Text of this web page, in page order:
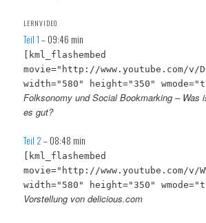
LERNVIDEO
Teil 1 – 09:46 min
[kml_flashembed
movie="http://www.youtube.com/v/
width="580" height="350"
Folksonomy und Social Bookmarking – Was
es gut?
Teil 2 – 08:48 min
[kml_flashembed
movie="http://www.youtube.com/v/
width="580" height="350"
Vorstellung von delicious.com